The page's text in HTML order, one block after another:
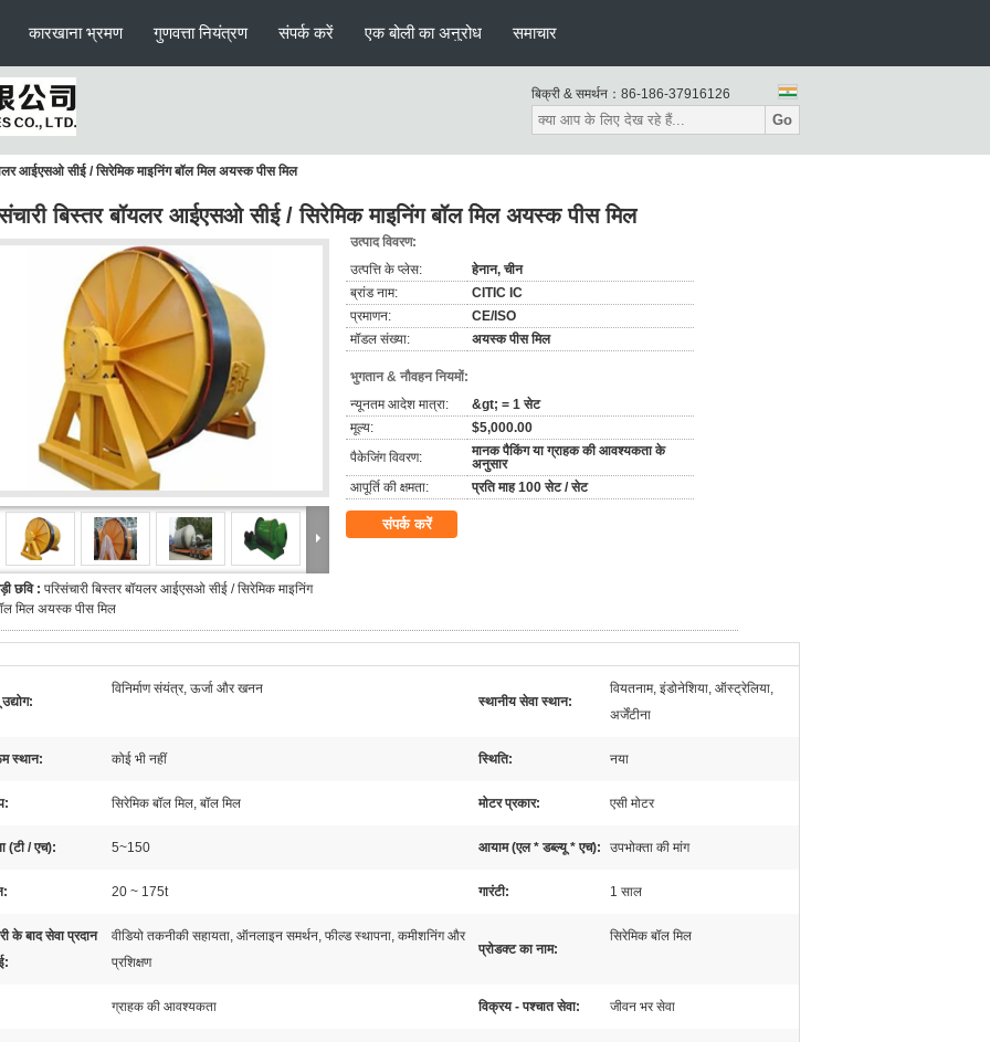
कारखाना भ्रमण गुणवत्ता नियंत्रण संपर्क करें एक बोली का अनुरोध समाचार
बिक्री & समर्थन： 86-186-37916126
Go
आईएसओ सीई / सिरेमिक माइनिंग बॉल मिल अयस्क पीस मिल
बिस्तर बॉयलर आईएसओ सीई / सिरेमिक माइनिंग बॉल मिल अयस्क पीस मिल
छवि : परिसंचारी बिस्तर बॉयलर आईएसओ सीई / सिरेमिक माइनिंग
मिल अयस्क पीस मिल
उत्पाद विवरण:
उत्पत्ति के प्लेस:
हेनान, चीन
ब्रांड नाम:
CITIC IC
प्रमाणन:
CE/ISO
मॉडल संख्या:
अयस्क पीस मिल
भुगतान & नौवहन नियमों:
न्यूनतम आदेश मात्रा:
&gt; = 1 सेट
मूल्य:
$5,000.00
पैकेजिंग विवरण:
मानक पैकिंग या ग्राहक की आवश्यकता के
अनुसार
आपूर्ति की क्षमता:
प्रति माह 100 सेट / सेट
संपर्क करें
विनिर्माण संयंत्र, ऊर्जा और खनन
स्थानीय सेवा स्थान:
वियतनाम, इंडोनेशिया, ऑस्ट्रेलिया,
अर्जेंटीना
स्थान: कोई भी नहीं स्थि‍ति: नया
सिरेमिक बॉल मिल, बॉल मिल मोटर प्रकार: एसी मोटर
(टी / एच): 5~150 आयाम (एल * डब्ल्यू * एच): उपभोक्ता की मांग
20 ~ 175t गारंटी: 1 साल
के बाद सेवा प्रदान
वीडियो तकनीकी सहायता, ऑनलाइन समर्थन, फील्ड स्थापना, कमीशनिंग और
प्रशिक्षण
प्रोडक्ट का नाम:
सिरेमिक बॉल मिल
ग्राहक की आवश्यकता विक्रय - पश्चात सेवा: जीवन भर सेवा